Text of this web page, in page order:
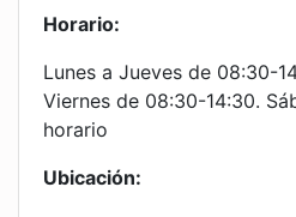
Horario:
Lunes a Jueves de 08:30-
Viernes de 08:30-14:30.
horario
Ubicación: